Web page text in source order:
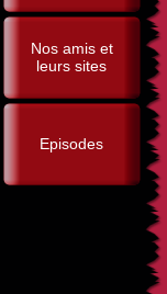
Nos amis et
leurs sites
Episodes